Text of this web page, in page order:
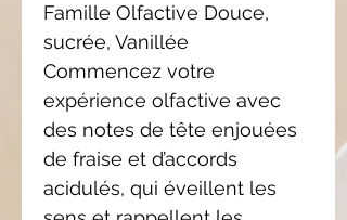
Famille Olfactive Douce,
sucrée, Vanillée
Commencez votre
expérience olfactive avec
des notes de tête enjouées
de fraise et d’accords
acidulés, qui éveillent les